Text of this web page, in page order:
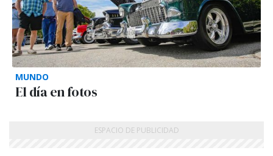
MUNDO
El día en fotos